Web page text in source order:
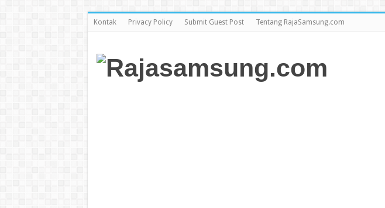
Kontak Privacy Policy Submit Guest Post Tentang RajaSamsung.com